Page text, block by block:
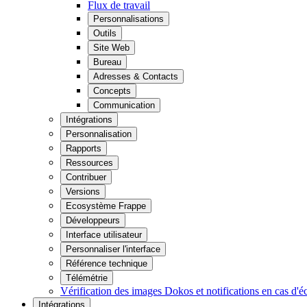
Flux de travail
Personnalisations
Outils
Site Web
Bureau
Adresses & Contacts
Concepts
Communication
Intégrations
Personnalisation
Rapports
Ressources
Contribuer
Versions
Ecosystème Frappe
Développeurs
Interface utilisateur
Personnaliser l'interface
Référence technique
Télémétrie
Vérification des images Dokos et notifications en cas
Intégrations